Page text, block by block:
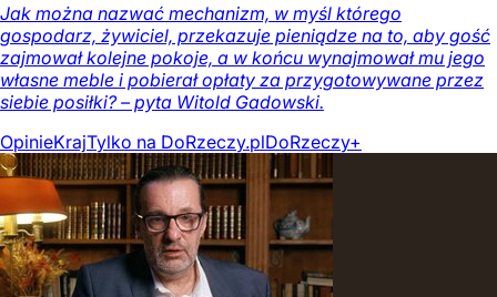
Jak można nazwać mechanizm, w myśl którego
gospodarz, żywiciel, przekazuje pieniądze na to, aby gość
zajmował kolejne pokoje, a w końcu wynajmował mu jego
własne meble i pobierał opłaty za przygotowywane przez
siebie posiłki? – pyta Witold Gadowski.
OpinieKrajTylko na DoRzeczy.plDoRzeczy+